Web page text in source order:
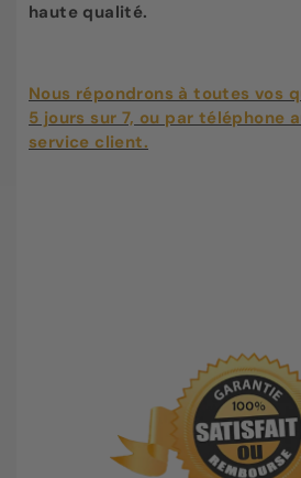
haute qualité.
Nous répondrons à toutes vos
5 jours sur 7, ou par téléphone
service client.